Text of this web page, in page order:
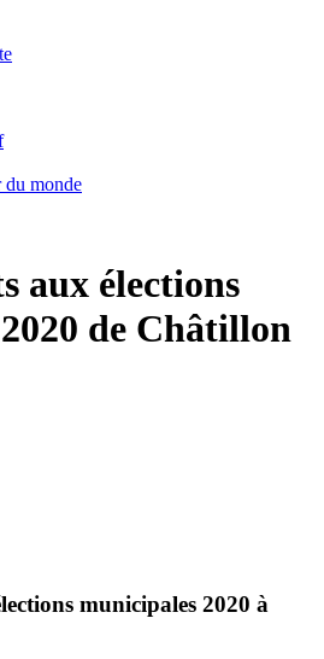
du monde
aux élections
de Châtillon
municipales 2020 à